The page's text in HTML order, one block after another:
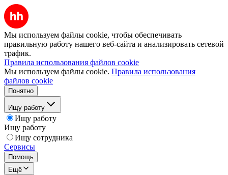
Мы используем файлы cookie, чтобы обеспечивать
правильную работу нашего веб-сайта и анализировать сетевой
трафик.
Правила использования файлов cookie
Мы используем файлы cookie. Правила использования
файлов cookie
Понятно
Ищу работу
Ищу работу
Ищу работу
Ищу сотрудника
Сервисы
Помощь
Ещё